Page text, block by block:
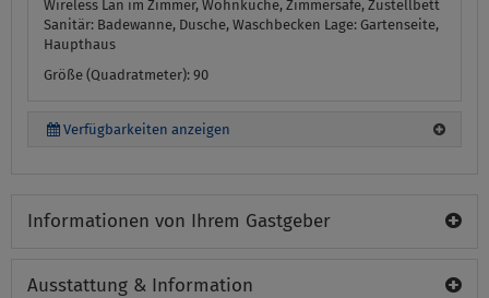
Wireless Lan im Zimmer, Wohnküche, Zimmersafe, Zustellbett
Sanitär: Badewanne, Dusche, Waschbecken Lage: Gartenseite,
Haupthaus
Größe (Quadratmeter): 90
Verfügbarkeiten anzeigen
Informationen von Ihrem Gastgeber
Ausstattung & Information